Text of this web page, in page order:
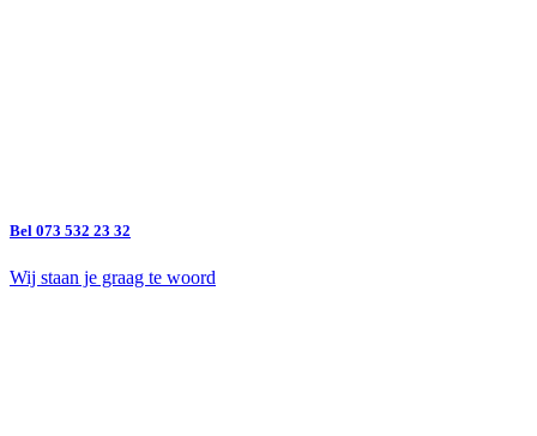
Bel 073 532 23 32
Wij staan je graag te woord